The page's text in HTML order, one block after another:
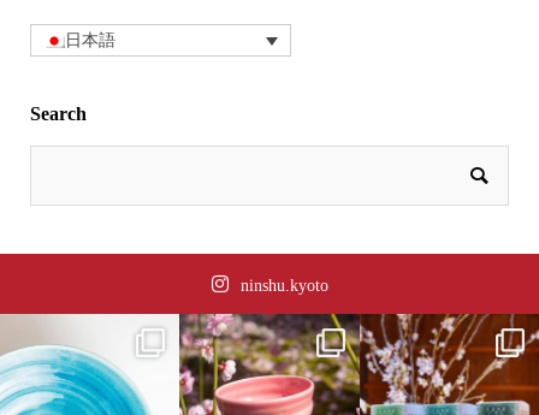
日本語
Search
ninshu.kyoto